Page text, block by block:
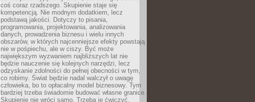
coś coraz rzadszego. Skupienie staje się
kompetencją. Nie modnym dodatkiem, lecz
podstawą jakości. Dotyczy to pisania,
programowania, projektowania, analizowania
danych, prowadzenia biznesu i wielu innych
obszarów, w których najcenniejsze efekty powstają
nie w pośpiechu, ale w ciszy. Być może
największym wyzwaniem najbliższych lat nie
będzie nauczenie się kolejnych narzędzi, lecz
odzyskanie zdolności do pełnej obecności w tym,
co robimy. Świat będzie nadal walczył o uwagę
człowieka, bo to opłacalny model biznesowy. Tym
bardziej trzeba świadomie budować własne granice.
Skupienie nie wróci samo. Trzeba je ćwiczyć,